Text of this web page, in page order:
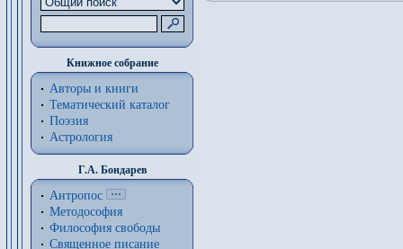
Книжное собрание
Авторы и книги
Тематический каталог
Поэзия
Астрология
Г.А. Бондарев
Антропос
Методософия
Философия cвободы
Священное писание